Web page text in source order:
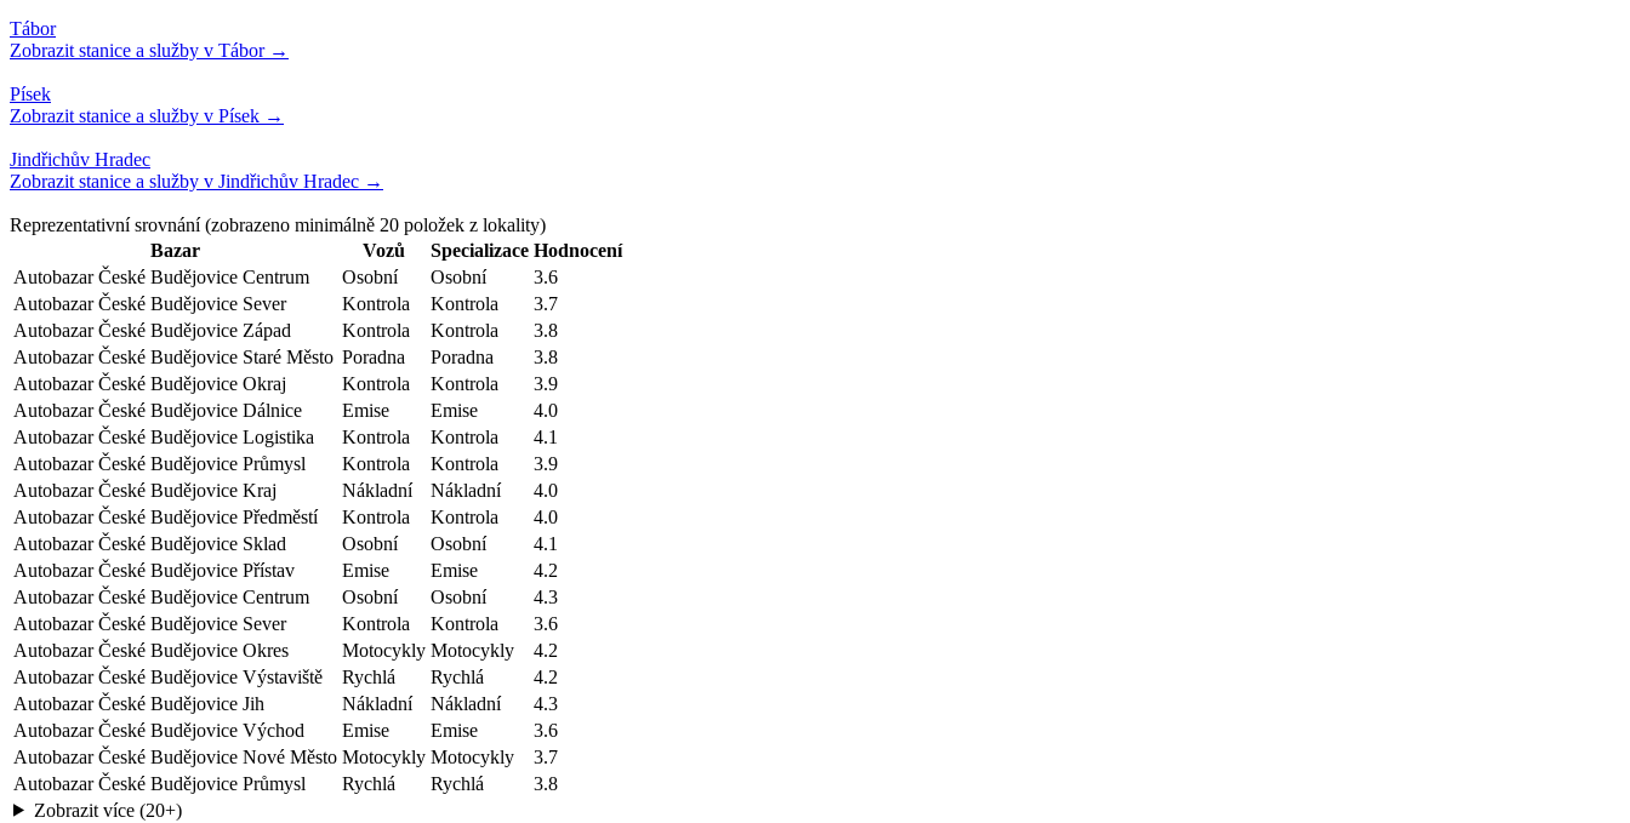
Reprezentativní srovnání(zobrazeno minimálně 20 položek z lokality)
Bazar
Vozů Specializace Hodnocení
Autobazar České Budějovice Centrum
Osobní Osobní
3.6
Autobazar České Budějovice Sever
Kontrola Kontrola
3.7
Autobazar České Budějovice Západ
Kontrola Kontrola
3.8
Autobazar České Budějovice Staré Město Poradna Poradna
3.8
Autobazar České Budějovice Okraj
Kontrola Kontrola
3.9
Autobazar České Budějovice Dálnice
Emise Emise
4.0
Autobazar České Budějovice Logistika
Kontrola Kontrola
4.1
Autobazar České Budějovice Průmysl
Kontrola Kontrola
3.9
Autobazar České Budějovice Kraj
Nákladní Nákladní
4.0
Autobazar České Budějovice Předměstí
Kontrola Kontrola
4.0
Autobazar České Budějovice Sklad
Osobní Osobní
4.1
Autobazar České Budějovice Přístav
Emise Emise
4.2
Autobazar České Budějovice Centrum
Osobní Osobní
4.3
Autobazar České Budějovice Sever
Kontrola Kontrola
3.6
Autobazar České Budějovice Okres
Motocykly Motocykly
4.2
Autobazar České Budějovice Výstaviště
Rychlá Rychlá
4.2
Autobazar České Budějovice Jih
Nákladní Nákladní
4.3
Autobazar České Budějovice Východ
Emise Emise
3.6
Autobazar České Budějovice Nové Město Motocykly Motocykly
3.7
Autobazar České Budějovice Průmysl
Rychlá Rychlá
3.8
Zobrazit více (20+)